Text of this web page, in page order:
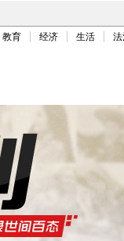
教育 经济 生活